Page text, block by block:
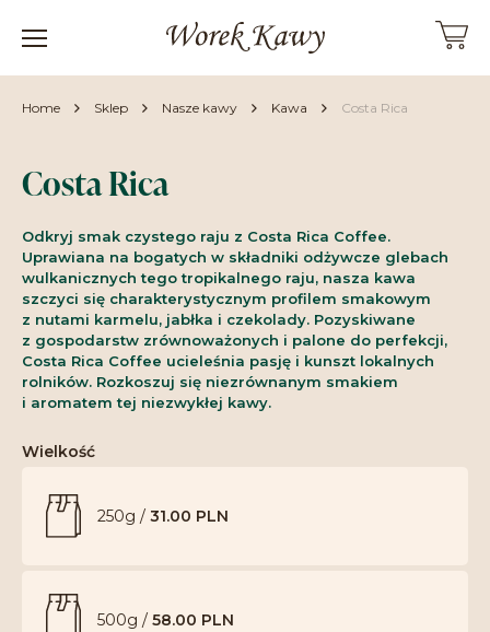
Home Sklep Nasze kawy Kawa Costa Rica
Costa Rica
Odkryj smak czystego raju z Costa Rica Coffee.
Uprawiana na bogatych w składniki odżywcze glebach
wulkanicznych tego tropikalnego raju, nasza kawa
szczyci się charakterystycznym profilem smakowym
z nutami karmelu, jabłka i czekolady. Pozyskiwane
z gospodarstw zrównoważonych i palone do perfekcji,
Costa Rica Coffee ucieleśnia pasję i kunszt lokalnych
rolników. Rozkoszuj się niezrównanym smakiem
i aromatem tej niezwykłej kawy.
Wielkość
250g / 31.00 PLN
500g / 58.00 PLN